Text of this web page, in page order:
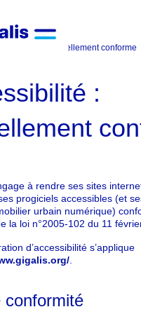
Accessibilité : partiellement conforme
:
à rendre ses sites
progiciels accessibles (et
urbain numérique)
la loi n°2005-102 du 11
d’accessibilité s’applique
conformité